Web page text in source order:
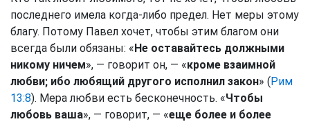
последнего имела когда-либо предел. Нет меры этому
благу. Потому Павел хочет, чтобы этим благом они
всегда были обязаны: «Не оставайтесь должными
никому ничем», — говорит он, — «кроме взаимной
любви; ибо любящий другого исполнил закон» (Рим
13:8). Мера любви есть бесконечность. «Чтобы
любовь ваша», — говорит, — «еще более и более